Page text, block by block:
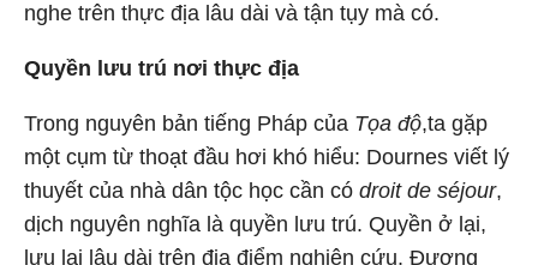
nghe trên thực địa lâu dài và tận tụy mà có.
Quyền lưu trú nơi thực địa
Trong nguyên bản tiếng Pháp của Tọa độ,ta gặp
một cụm từ thoạt đầu hơi khó hiểu: Dournes viết lý
thuyết của nhà dân tộc học cần có droit de séjour,
dịch nguyên nghĩa là quyền lưu trú. Quyền ở lại,
lưu lại lâu dài trên địa điểm nghiên cứu. Đương